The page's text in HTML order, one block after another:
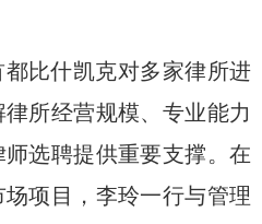
都比什凯克对多家律所进
所经营规模、专业能力
选聘提供重要支撑。在
项目， 李玲一行与管理